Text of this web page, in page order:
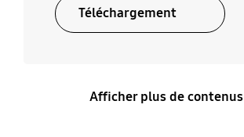
Téléchargement
Afficher plus de contenus